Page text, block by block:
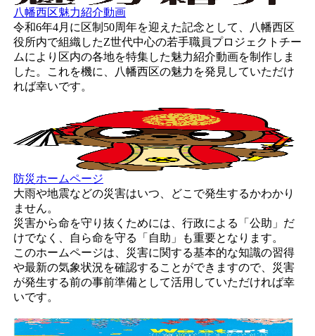
八幡西区魅力紹介動画
令和6年4月に区制50周年を迎えた記念として、八幡西区
役所内で組織したZ世代中心の若手職員プロジェクトチー
ムにより区内の各地を特集した魅力紹介動画を制作しま
した。これを機に、八幡西区の魅力を発見していただけ
れば幸いです。
防災ホームページ
大雨や地震などの災害はいつ、どこで発生するかわかり
ません。
災害から命を守り抜くためには、行政による「公助」だ
けでなく、自ら命を守る「自助」も重要となります。
このホームページは、災害に関する基本的な知識の習得
や最新の気象状況を確認することができますので、災害
が発生する前の事前準備として活用していただければ幸
いです。